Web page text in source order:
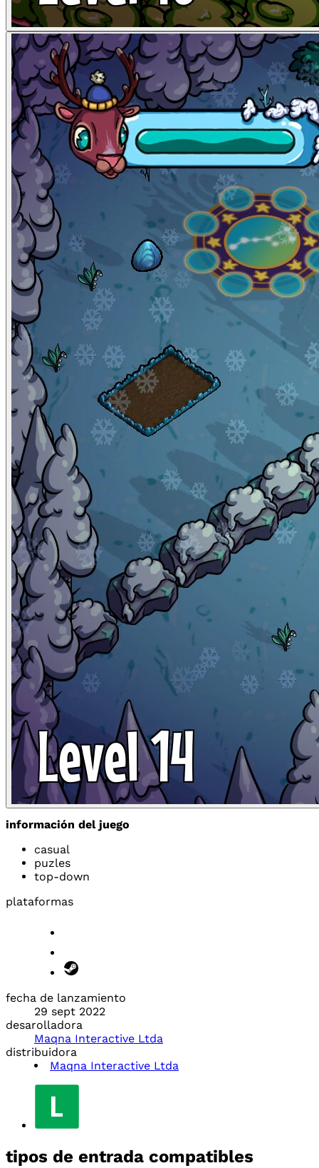
información del juego
casual
puzles
top-down
plataformas
fecha de lanzamiento
29 sept 2022
desarolladora
Maqna Interactive Ltda
distribuidora
Maqna Interactive Ltda
tipos de entrada compatibles